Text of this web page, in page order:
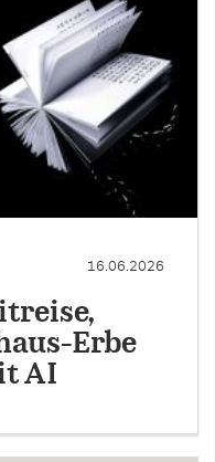
16.06.2026
Erbe
AI